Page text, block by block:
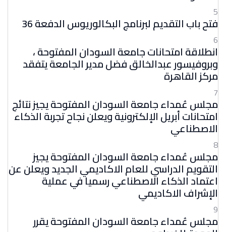
5
فتح باب التقديم لبرنامج البكالوريوس الدفعة 36
6
انطلاقة امتحانات جامعة السودان المفتوحة ،
وبروفيسور عبدالخالق فضل مدير الجامعة يتفقد
مركز القاهرة
7
مجلس عُمداء جامعة السودان المفتوحة يجيز نتائج
امتحانات أبريل الإلكترونية ويعلن نجاح تجربة الذكاء
الاصطناعي
8
مجلس عُمداء جامعة السودان المفتوحة يجيز
التقويم الدراسي للعام الاكاديمي الجديد ويعلن عن
اعتماد الذكاء الاصطناعي رسميا في عملية
الإشراف الاكاديمي
9
مجلس عُمداء جامعة السودان المفتوحة يقرر